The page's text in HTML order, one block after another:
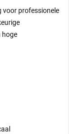
voor professionele
hoge